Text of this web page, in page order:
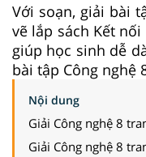
Với soạn, giải bài
vẽ lắp sách Kết
giúp học sinh dễ
bài tập Công nghệ
Nội dung
Giải Công nghệ 8
Giải Công nghệ 8